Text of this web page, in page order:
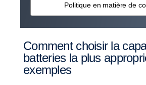
Politique en matière de
Comment choisir la capacité de
batteries la plus
exemples